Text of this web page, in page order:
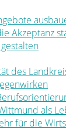
Akzeptanz
des
als
für die